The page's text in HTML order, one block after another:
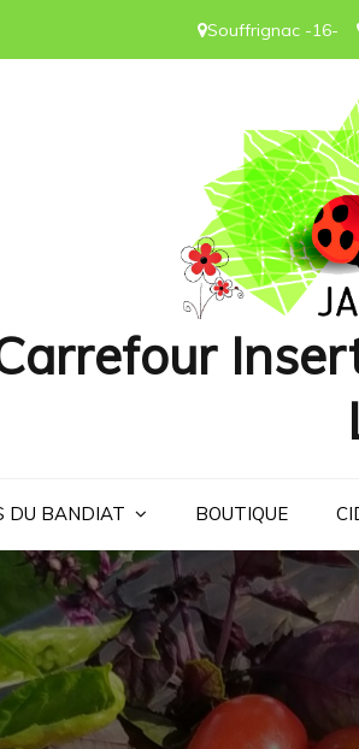
Souffrignac -16-
DU BANDIAT BOUTIQUE